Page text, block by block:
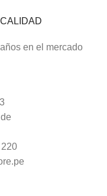
en el mercado